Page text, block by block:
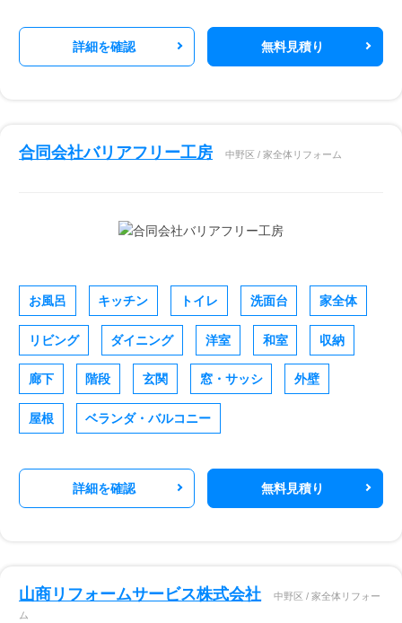
詳細を確認 無料見積り
合同会社バリアフリー工房 中野区 / 家全体リフォーム
お風呂 キッチン トイレ 洗面台 家全体
リビング ダイニング 洋室 和室 収納
廊下 階段 玄関 窓・サッシ 外壁
屋根 ベランダ・バルコニー
詳細を確認 無料見積り
山商リフォームサービス株式会社
中野区 / 家全体リフォー
ム